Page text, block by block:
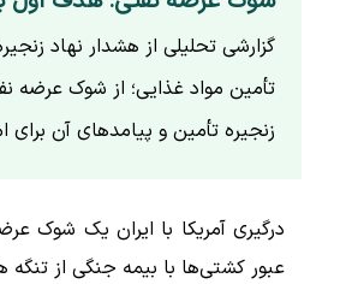
گزارشی تحلیلی از هشدار نهاد
تأمین مواد غذایی؛ از شوک عرضه
زنجیره تأمین و پیامدهای آن
درگیری آمریکا با ایران یک شوک
عبور کشتی‌ها با بیمه جنگی از